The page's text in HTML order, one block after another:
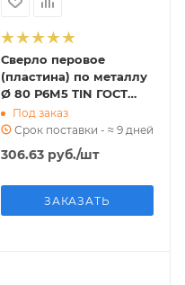
Сверло перовое
(пластина) по металлу
Ø 80 Р6М5 TIN ГОСТ
25526-82 (2000-1256)
Под заказ
Срок поставки - ≈ 9 дней
306.63руб./шт
ЗАКАЗАТЬ